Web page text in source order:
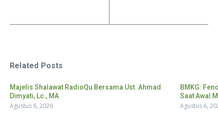
Related Posts
Majelis Shalawat RadioQu Bersama Ust. Ahmad
Dimyati, Lc., MA
Agustus 6, 2026
BMKG:
Saat Awal
Agustus 6,